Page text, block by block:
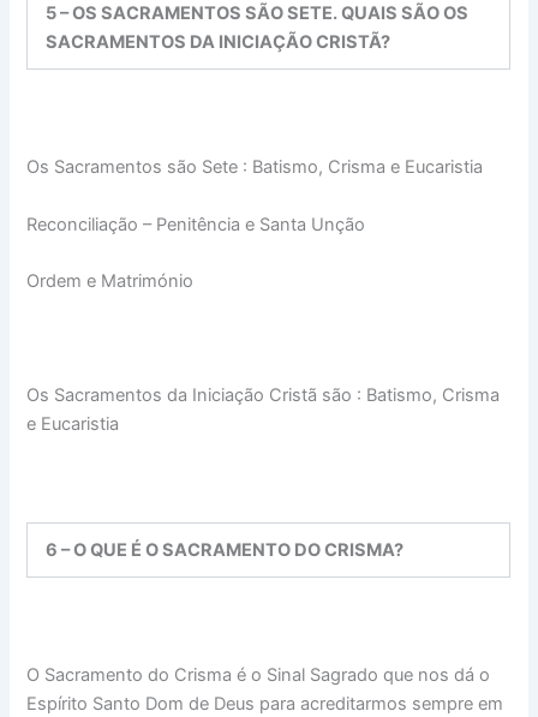
5 – OS SACRAMENTOS SÃO SETE. QUAIS SÃO OS
SACRAMENTOS DA INICIAÇÃO CRISTÃ?
Os Sacramentos são Sete : Batismo, Crisma e Eucaristia
Reconciliação – Penitência e Santa Unção
Ordem e Matrimónio
Os Sacramentos da Iniciação Cristã são : Batismo, Crisma
e Eucaristia
6 – O QUE É O SACRAMENTO DO CRISMA?
O Sacramento do Crisma é o Sinal Sagrado que nos dá o
Espírito Santo Dom de Deus para acreditarmos sempre em